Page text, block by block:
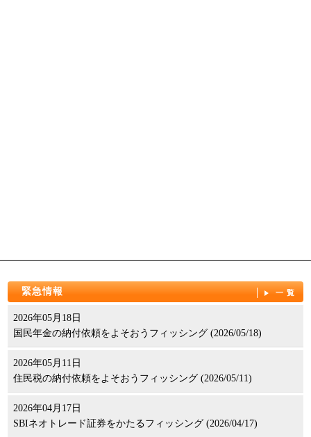
緊急情報 一覧
2026年05月18日
国民年金の納付依頼をよそおうフィッシング (2026/05/18)
2026年05月11日
住民税の納付依頼をよそおうフィッシング (2026/05/11)
2026年04月17日
SBIネオトレード証券をかたるフィッシング (2026/04/17)